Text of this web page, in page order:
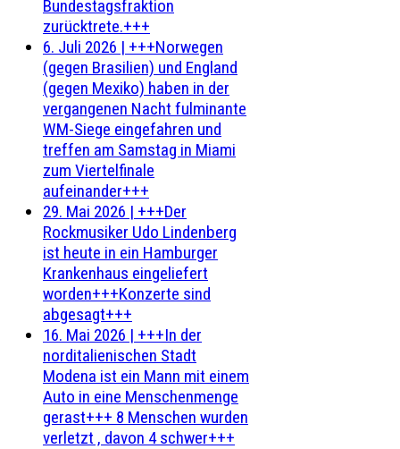
Bundestagsfraktion
zurücktrete.+++
6. Juli 2026 | +++Norwegen
(gegen Brasilien) und England
(gegen Mexiko) haben in der
vergangenen Nacht fulminante
WM-Siege eingefahren und
treffen am Samstag in Miami
zum Viertelfinale
aufeinander+++
29. Mai 2026 | +++Der
Rockmusiker Udo Lindenberg
ist heute in ein Hamburger
Krankenhaus eingeliefert
worden+++Konzerte sind
abgesagt+++
16. Mai 2026 | +++In der
norditalienischen Stadt
Modena ist ein Mann mit einem
Auto in eine Menschenmenge
gerast+++ 8 Menschen wurden
verletzt , davon 4 schwer+++